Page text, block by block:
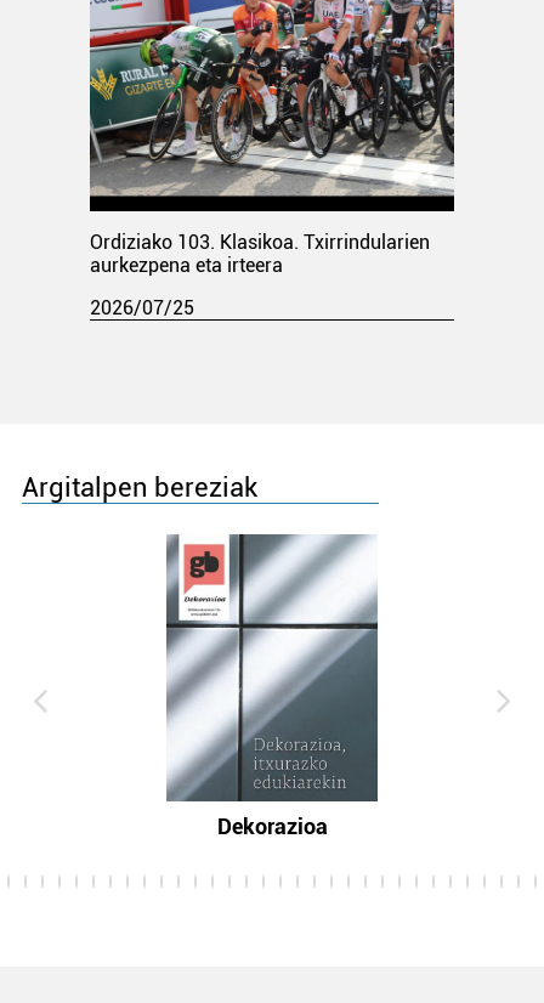
Ordiziako 103. Klasikoa. Txirrindularien
aurkezpena eta irteera
2026/07/25
Argitalpen bereziak
Dekorazioa